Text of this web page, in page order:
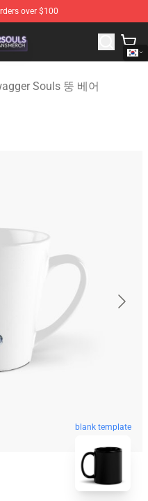
over $100
Swagger Souls
Souls 뚱 베어
blank template